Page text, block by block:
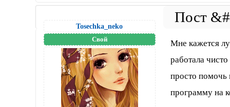
Tosechka_neko
Свой
Мне кажется
работала
просто помочь
программу на